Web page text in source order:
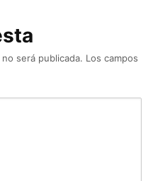
será publicada. Los campos